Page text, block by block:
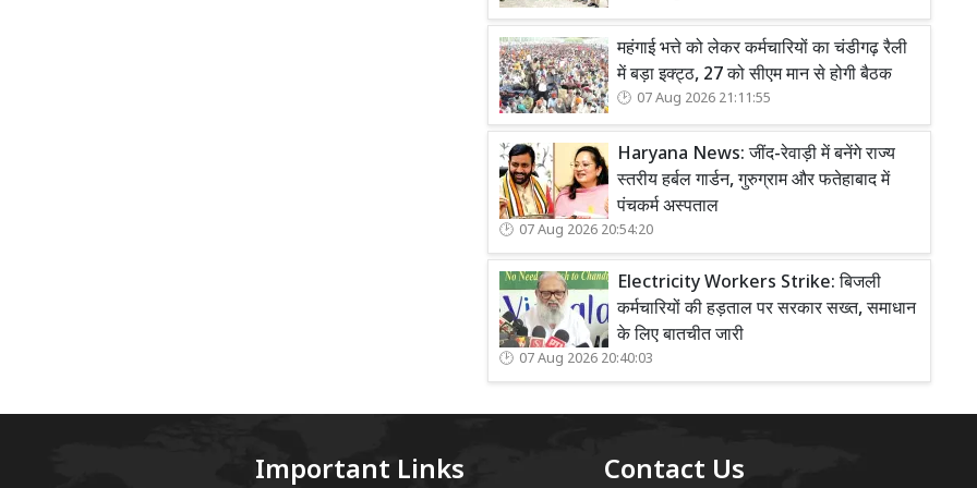
महंगाई भत्ते को लेकर कर्मचारियों का चंडीगढ़ रैली
में बड़ा इक्ट्ठ, 27 को सीएम मान से होगी बैठक
07 Aug 2026 21:11:55
Haryana News: जींद-रेवाड़ी में बनेंगे राज्य
स्तरीय हर्बल गार्डन, गुरुग्राम और फतेहाबाद में
पंचकर्म अस्पताल
07 Aug 2026 20:54:20
Electricity Workers Strike: बिजली
कर्मचारियों की हड़ताल पर सरकार सख्त, समाधान
के लिए बातचीत जारी
07 Aug 2026 20:40:03
Important Links Contact Us